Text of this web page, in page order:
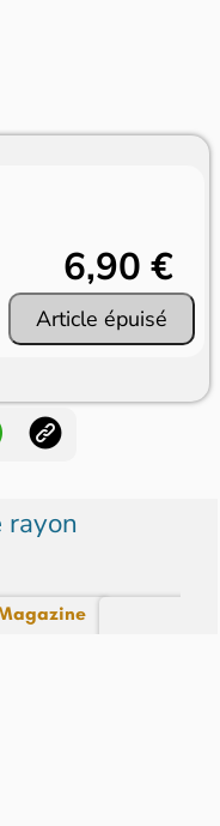
6,90 €
Article épuisé
rayon